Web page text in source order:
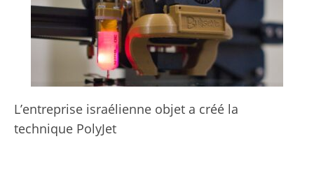
L’entreprise israélienne objet a créé la
technique PolyJet